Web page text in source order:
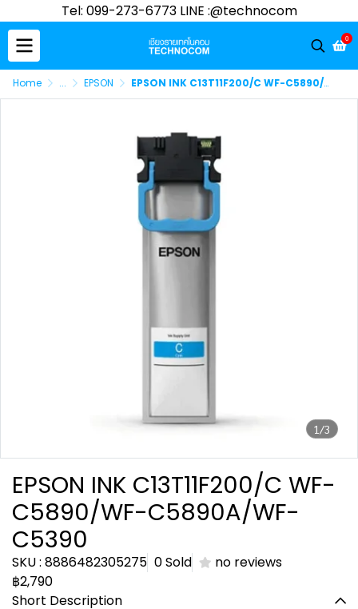
Tel: 099-273-6773 LINE :@technocom
0
Home ... EPSON EPSON INK C13T11F200/C WF-C5890/WF-C5890A/WF-C5390
1/3
EPSON INK C13T11F200/C WF-
C5890/WF-C5890A/WF-
C5390
SKU : 8886482305275 0 Sold
no reviews
฿2,790
Short Description